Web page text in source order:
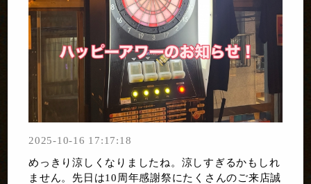
2025-10-16 17:17:18
めっきり涼しくなりましたね。涼しすぎるかもしれ
ません。先日は10周年感謝祭にたくさんのご来店誠